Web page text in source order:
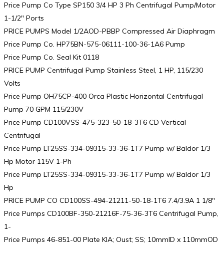
Price Pump Co Type SP150 3/4 HP 3 Ph Centrifugal Pump/Motor
1-1/2″ Ports
PRICE PUMPS Model 1/2AOD-PBBP Compressed Air Diaphragm
Price Pump Co. HP75BN-575-06111-100-36-1A6 Pump
Price Pump Co. Seal Kit 0118
PRICE PUMP Centrifugal Pump Stainless Steel, 1 HP, 115/230
Volts
Price Pump OH75CP-400 Orca Plastic Horizontal Centrifugal
Pump 70 GPM 115/230V
Price Pump CD100VSS-475-323-50-18-3T6 CD Vertical
Centrifugal
Price Pump LT25SS-334-09315-33-36-1T7 Pump w/ Baldor 1/3
Hp Motor 115V 1-Ph
Price Pump LT25SS-334-09315-33-36-1T7 Pump w/ Baldor 1/3
Hp
PRICE PUMP CO CD100SS-494-21211-50-18-1T6 7.4/3.9A 1 1/8″
Price Pumps CD100BF-350-21216F-75-36-3T6 Centrifugal Pump,
1-
Price Pumps 46-851-00 Plate KIA; Oust; SS; 10mmID x 110mmOD